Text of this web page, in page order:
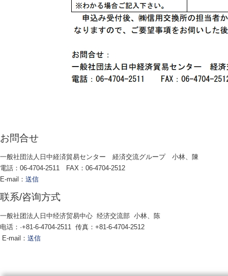
お問合せ
一般社団法人日中経済貿易センター 経済交流グループ 小林、陳
電話：06-4704-2511 FAX：06-4704-2512
E-mail： 送信
联系/咨询方式
一般社团法人日中经济贸易中心 经济交流部 小林、陈
电话：·+81-6-4704-2511 传真：+81-6-4704-2512
E-mail： 送信